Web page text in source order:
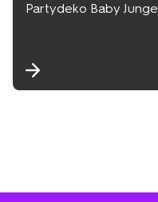
Partydeko Baby Junge